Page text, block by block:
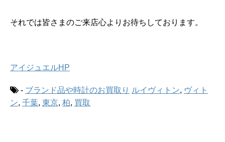
それでは皆さまのご来店心よりお待ちしております。
アイジュエルHP
- ブランド品や時計のお買取り ルイヴィトン, ヴィト
ン, 千葉, 東京, 柏, 買取